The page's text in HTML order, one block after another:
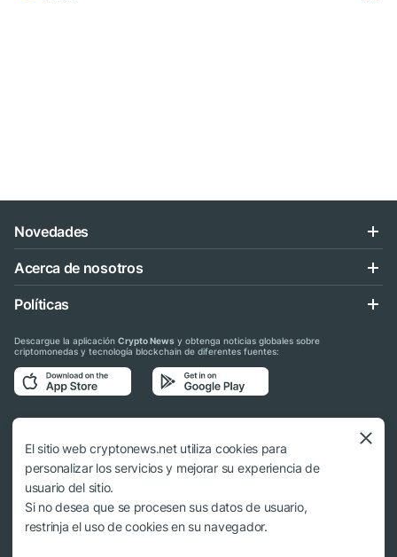
Novedades
Acerca de nosotros
Políticas
Descargue la aplicación Crypto News y obtenga noticias globales sobre
criptomonedas y tecnología blockchain de diferentes fuentes:
Síganos en las redes sociales
© 2018 - 2026 Crypto News. Al usar los materiales no es obligatorio citar a
cryptonews.net.
El sitio web cryptonews.net utiliza cookies para
personalizar los servicios y mejorar su experiencia de
usuario del sitio.
Si no desea que se procesen sus datos de usuario,
restrinja el uso de cookies en su navegador.